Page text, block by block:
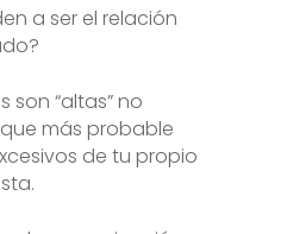
a ser el relación
son “altas” no
más probable
de tu propio